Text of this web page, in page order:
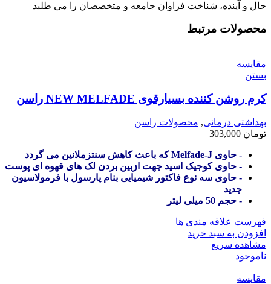
حال و آینده، شناخت فراوان جامعه و متخصصان را می طلبد
محصولات مرتبط
مقایسه
بستن
کرم روشن کننده بسیارقوی NEW MELFADE راسن
بهداشتی درمانی, محصولات راسن
تومان
- حاوی Melfade-J که باعث کاهش سنتزملانین می گردد
- حاوی کوجیک اسید جهت ازبین بردن لک های قهوه ای پوست
- حاوی سه نوع فاکتور شیمیایی بنام پارسول با فرمولاسیون
جدید
- حجم 50 میلی لیتر
فهرست علاقه مندی ها
افزودن به سبد خرید
مشاهده سریع
ناموجود
مقایسه